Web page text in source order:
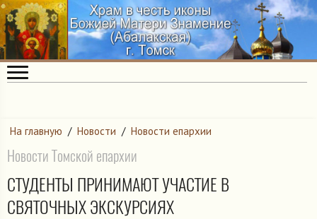
На главную / Новости / Новости епархии
Новости Томской епархии
СТУДЕНТЫ ПРИНИМАЮТ УЧАСТИЕ В
СВЯТОЧНЫХ ЭКСКУРСИЯХ